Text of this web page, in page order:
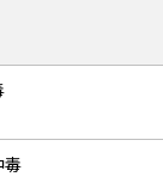
毒